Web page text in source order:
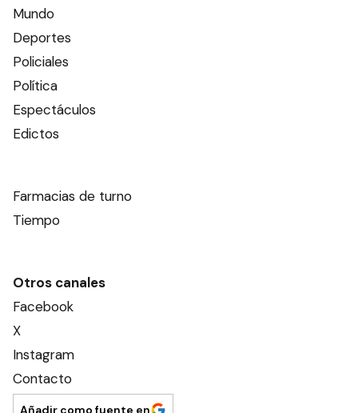
Mundo
Deportes
Policiales
Política
Espectáculos
Edictos
Farmacias de turno
Tiempo
Otros canales
Facebook
X
Instagram
Contacto
Añadir como fuente en